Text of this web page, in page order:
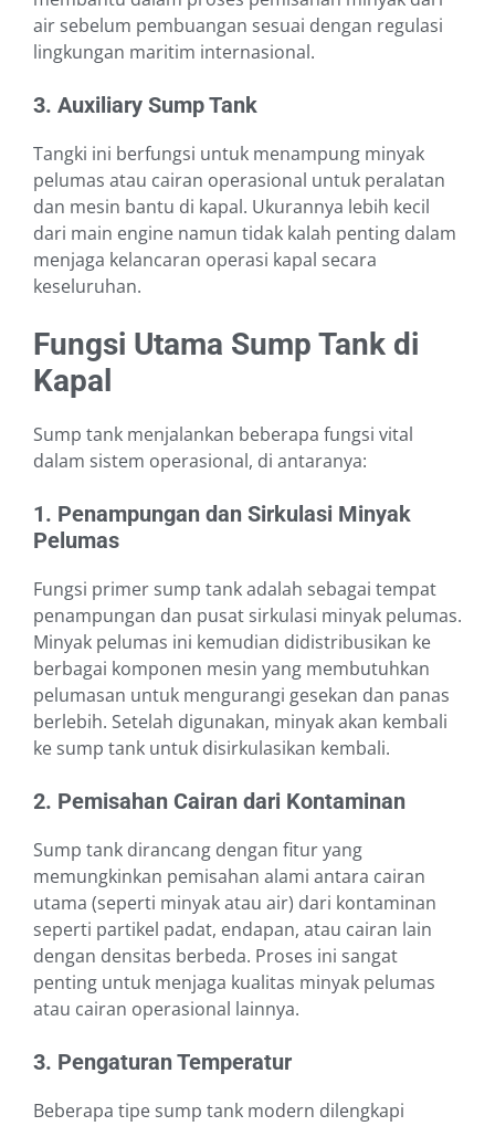
air sebelum pembuangan sesuai dengan regulasi
lingkungan maritim internasional.
3. Auxiliary Sump Tank
Tangki ini berfungsi untuk menampung minyak
pelumas atau cairan operasional untuk peralatan
dan mesin bantu di kapal. Ukurannya lebih kecil
dari main engine namun tidak kalah penting dalam
menjaga kelancaran operasi kapal secara
keseluruhan.
Fungsi Utama Sump Tank di
Kapal
Sump tank menjalankan beberapa fungsi vital
dalam sistem operasional, di antaranya:
1. Penampungan dan Sirkulasi Minyak
Pelumas
Fungsi primer sump tank adalah sebagai tempat
penampungan dan pusat sirkulasi minyak pelumas.
Minyak pelumas ini kemudian didistribusikan ke
berbagai komponen mesin yang membutuhkan
pelumasan untuk mengurangi gesekan dan panas
berlebih. Setelah digunakan, minyak akan kembali
ke sump tank untuk disirkulasikan kembali.
2. Pemisahan Cairan dari Kontaminan
Sump tank dirancang dengan fitur yang
memungkinkan pemisahan alami antara cairan
utama (seperti minyak atau air) dari kontaminan
seperti partikel padat, endapan, atau cairan lain
dengan densitas berbeda. Proses ini sangat
penting untuk menjaga kualitas minyak pelumas
atau cairan operasional lainnya.
3. Pengaturan Temperatur
Beberapa tipe sump tank modern dilengkapi